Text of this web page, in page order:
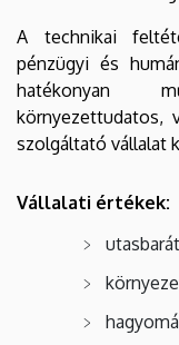
A technikai
pénzügyi és
hatékonyan
környezettudatos,
szolgáltató vállalat
Vállalati értékek: